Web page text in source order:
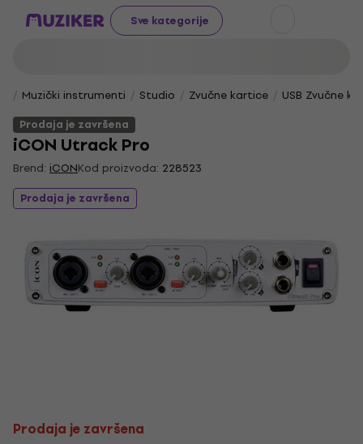
Sve kategorije
Muzički instrumenti Studio Zvučne kartice
USB Zvučne
Prodaja je završena
iCON Utrack Pro
Brend: iCONKod proizvoda: 228523
Prodaja je završena
Prodaja je završena